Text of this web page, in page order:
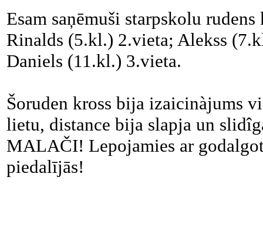
Esam saņēmuši starpskolu
Rinalds (5.kl.) 2.vieta; Alekss
Daniels (11.kl.) 3.vieta.
Šoruden kross bija izaicinàjums
lietu, distance bija slapja un
MALAČI! Lepojamies ar
piedalījās!